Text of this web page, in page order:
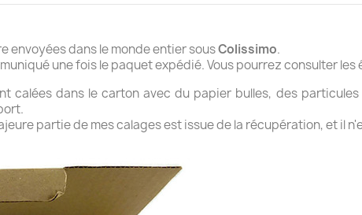
envoyées dans le monde entier sousColissimo.
une fois le paquet expédié. Vous pourrez consulter les
calées dans le carton avec du papier bulles, des
partie de mes calages est issue de la récupération, et il